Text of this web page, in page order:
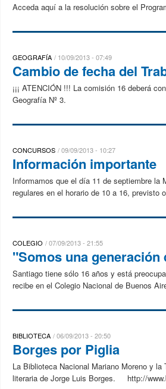
Acceda aquí a la resolución sobre el
GEOGRAFÍA 10/09/2013 - 07:49
Cambio de fecha del
¡¡¡ ATENCIÓN !!! La comisión 16 deberá
Geografía Nº 3.
CONCURSOS 09/09/2013 - 10:27
Información importante
Informamos que el día 11 de septiembre la
regulares en el horario de 10 a 16, previsto
COLEGIO 07/09/2013 - 21:55
"Somos una generación
Santiago tiene sólo 16 años y está
recibe en el Colegio Nacional de Buenos
BIBLIOTECA 06/09/2013 - 20:50
Borges por Piglia
La Biblioteca Nacional Mariano Moreno y
literaria de Jorge Luis Borges. http://